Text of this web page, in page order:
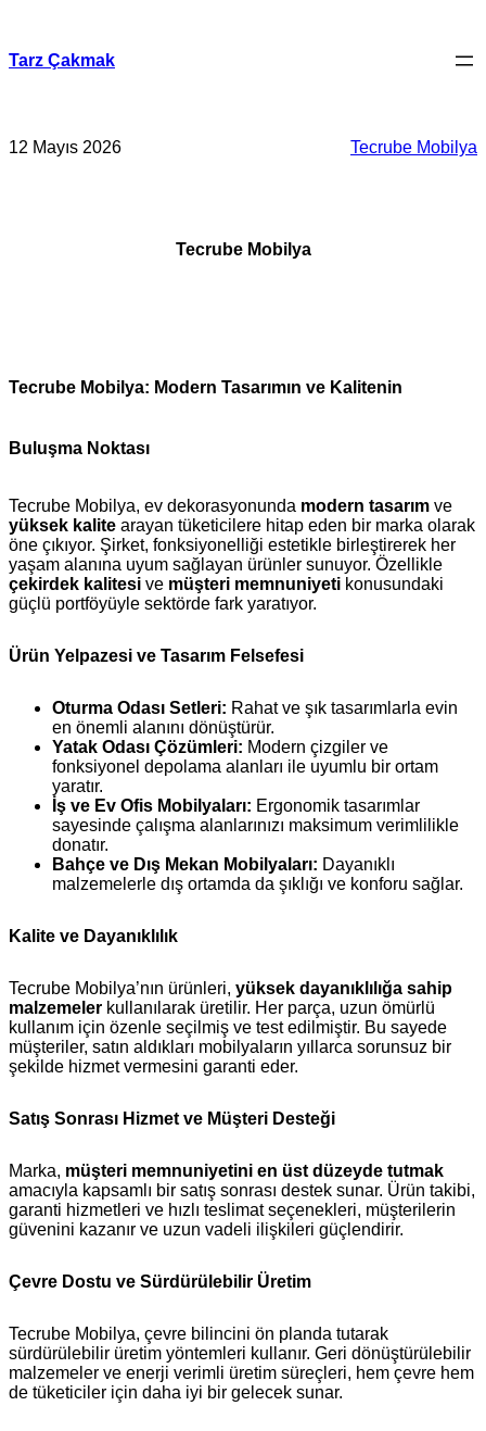
Tarz Çakmak
12 Mayıs 2026 Tecrube Mobilya
Tecrube Mobilya
Tecrube Mobilya: Modern Tasarımın ve Kalitenin
Buluşma Noktası
Tecrube Mobilya, ev dekorasyonunda modern tasarım ve
yüksek kalite arayan tüketicilere hitap eden bir marka olarak
öne çıkıyor. Şirket, fonksiyonelliği estetikle birleştirerek her
yaşam alanına uyum sağlayan ürünler sunuyor. Özellikle
çekirdek kalitesi ve müşteri memnuniyeti konusundaki
güçlü portföyüyle sektörde fark yaratıyor.
Ürün Yelpazesi ve Tasarım Felsefesi
Oturma Odası Setleri: Rahat ve şık tasarımlarla evin
en önemli alanını dönüştürür.
Yatak Odası Çözümleri: Modern çizgiler ve
fonksiyonel depolama alanları ile uyumlu bir ortam
yaratır.
İş ve Ev Ofis Mobilyaları: Ergonomik tasarımlar
sayesinde çalışma alanlarınızı maksimum verimlilikle
donatır.
Bahçe ve Dış Mekan Mobilyaları: Dayanıklı
malzemelerle dış ortamda da şıklığı ve konforu sağlar.
Kalite ve Dayanıklılık
Tecrube Mobilya’nın ürünleri, yüksek dayanıklılığa sahip
malzemeler kullanılarak üretilir. Her parça, uzun ömürlü
kullanım için özenle seçilmiş ve test edilmiştir. Bu sayede
müşteriler, satın aldıkları mobilyaların yıllarca sorunsuz bir
şekilde hizmet vermesini garanti eder.
Satış Sonrası Hizmet ve Müşteri Desteği
Marka, müşteri memnuniyetini en üst düzeyde tutmak
amacıyla kapsamlı bir satış sonrası destek sunar. Ürün takibi,
garanti hizmetleri ve hızlı teslimat seçenekleri, müşterilerin
güvenini kazanır ve uzun vadeli ilişkileri güçlendirir.
Çevre Dostu ve Sürdürülebilir Üretim
Tecrube Mobilya, çevre bilincini ön planda tutarak
sürdürülebilir üretim yöntemleri kullanır. Geri dönüştürülebilir
malzemeler ve enerji verimli üretim süreçleri, hem çevre hem
de tüketiciler için daha iyi bir gelecek sunar.